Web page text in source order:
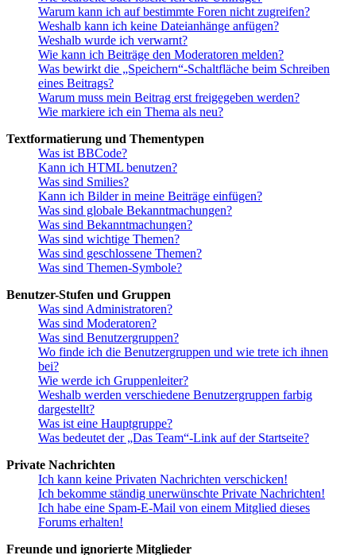
Warum kann ich auf bestimmte Foren nicht zugreifen?
Weshalb kann ich keine Dateianhänge anfügen?
Weshalb wurde ich verwarnt?
Wie kann ich Beiträge den Moderatoren melden?
Was bewirkt die „Speichern“-Schaltfläche beim Schreiben
eines Beitrags?
Warum muss mein Beitrag erst freigegeben werden?
Wie markiere ich ein Thema als neu?
Textformatierung und Thementypen
Was ist BBCode?
Kann ich HTML benutzen?
Was sind Smilies?
Kann ich Bilder in meine Beiträge einfügen?
Was sind globale Bekanntmachungen?
Was sind Bekanntmachungen?
Was sind wichtige Themen?
Was sind geschlossene Themen?
Was sind Themen-Symbole?
Benutzer-Stufen und Gruppen
Was sind Administratoren?
Was sind Moderatoren?
Was sind Benutzergruppen?
Wo finde ich die Benutzergruppen und wie trete ich ihnen
bei?
Wie werde ich Gruppenleiter?
Weshalb werden verschiedene Benutzergruppen farbig
dargestellt?
Was ist eine Hauptgruppe?
Was bedeutet der „Das Team“-Link auf der Startseite?
Private Nachrichten
Ich kann keine Privaten Nachrichten verschicken!
Ich bekomme ständig unerwünschte Private Nachrichten!
Ich habe eine Spam-E-Mail von einem Mitglied dieses
Forums erhalten!
Freunde und ignorierte Mitglieder